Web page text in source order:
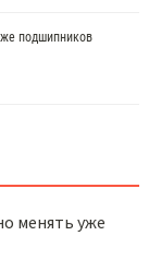
подшипников
менять уже